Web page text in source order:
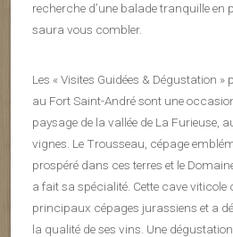
recherche d’une balade tranquille en
saura vous combler.
Les « Visites Guidées & Dégustation »
au Fort Saint-André sont une
paysage de la vallée de La Furieuse,
vignes. Le Trousseau, cépage
prospéré dans ces terres et le
a fait sa spécialité. Cette cave viticole
principaux cépages jurassiens et a
la qualité de ses vins. Une